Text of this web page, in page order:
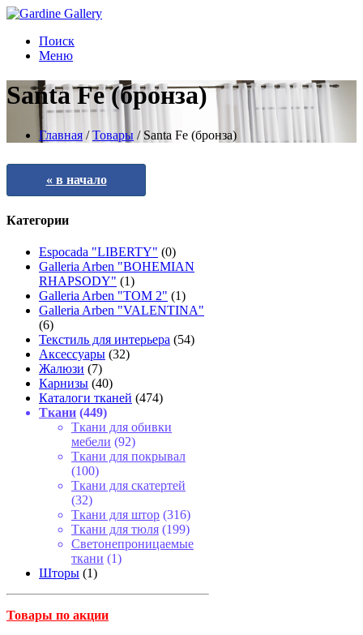
Поиск
Меню
Santa Fe (бронза)
Главная /Товары / Santa Fe (бронза)
в начало
Категории
Espocada "LIBERTY" (0)
Galleria Arben "BOHEMIAN
RHAPSODY" (1)
Galleria Arben "TOM 2" (1)
Galleria Arben "VALENTINA"
(6)
Текстиль для интерьера (54)
Аксессуары (32)
Жалюзи (7)
Карнизы (40)
Каталоги тканей (474)
Ткани (449)
Ткани для обивки
мебели (92)
Ткани для покрывал
(100)
Ткани для скатертей
(32)
Ткани для штор (316)
Ткани для тюля (199)
Светонепроницаемые
ткани (1)
Шторы (1)
Товары по акции